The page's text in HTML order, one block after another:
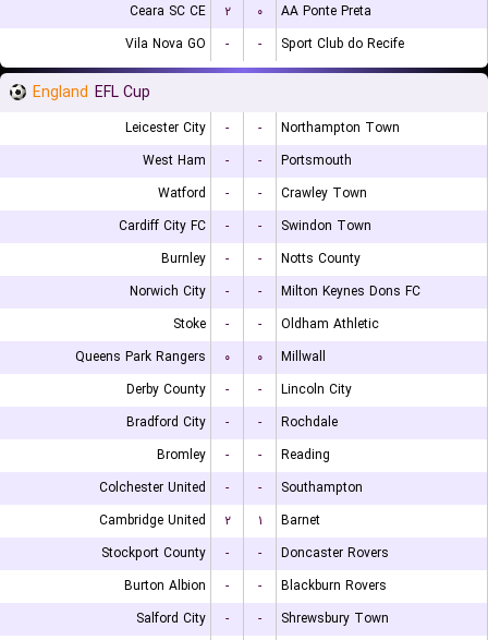
Ceara SC CE
۲ ۰
AA Ponte Preta
Vila Nova GO
- - Sport Club do Recife
England EFL Cup
Leicester City - -
Northampton Town
West Ham
- -
Portsmouth
Watford
- -
Crawley Town
Cardiff City FC
- -
Swindon Town
Burnley
- -
Notts County
Norwich City
- -
Milton Keynes Dons FC
Stoke
- -
Oldham Athletic
Queens Park Rangers
۰ ۰
Millwall
Derby County
- -
Lincoln City
Bradford City
- -
Rochdale
Bromley
- -
Reading
Colchester United
- -
Southampton
Cambridge United
۲ ۱
Barnet
Stockport County
- -
Doncaster Rovers
Burton Albion
- -
Blackburn Rovers
Salford City
- -
Shrewsbury Town